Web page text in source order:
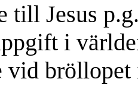
till Jesus
i
vid